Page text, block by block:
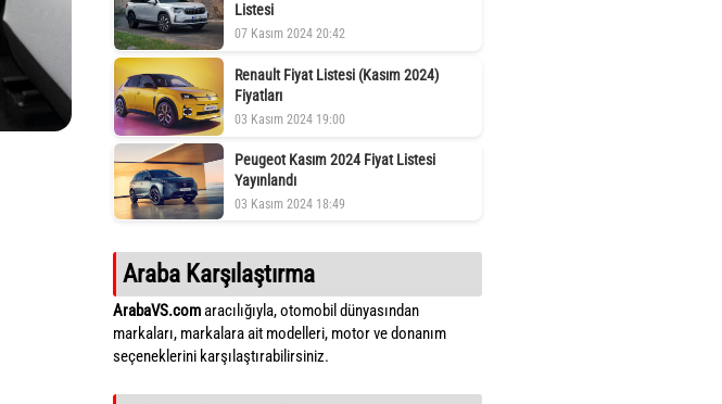
Listesi
07 Kasım 2024 20:42
Renault Fiyat Listesi (Kasım 2024)
Fiyatları
03 Kasım 2024 19:00
Peugeot Kasım 2024 Fiyat Listesi
Yayınlandı
03 Kasım 2024 18:49
Araba Karşılaştırma
ArabaVS.comaracılığıyla, otomobil dünyasından
markaları, markalara ait modelleri, motor ve donanım
seçeneklerini karşılaştırabilirsiniz.